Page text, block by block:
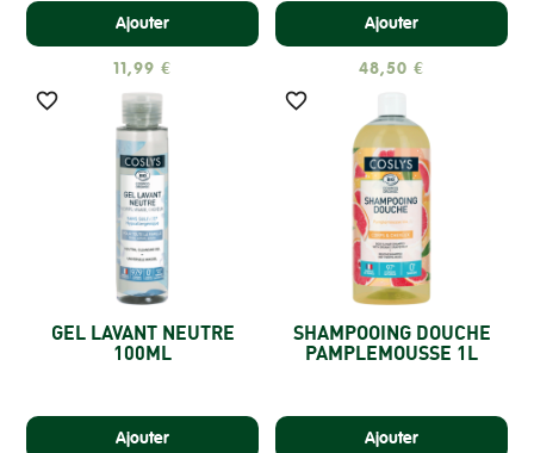
Ajouter
11,99 €
Ajouter
48,50 €

GEL LAVANT NEUTRE
100ML
Ajouter

SHAMPOOING DOUCHE
PAMPLEMOUSSE 1L
Ajouter